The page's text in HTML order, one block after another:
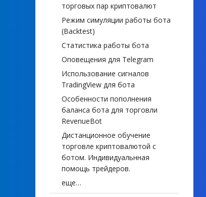
торговых пар криптовалют
Режим симуляции работы бота
(Backtest)
Статистика работы бота
Оповещения для Telegram
Использование сигналов
TradingView для бота
Особенности пополнения
баланса бота для торговли
RevenueBot
Дистанционное обучение
торговле криптовалютой с
ботом. Индивидуальнная
помощь трейдеров.
еще…